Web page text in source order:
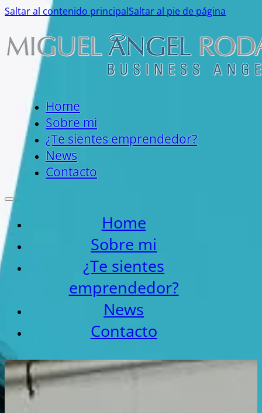
Saltar al contenido principalSaltar al pie de página
Home
Sobre mi
¿Te sientes emprendedor?
News
Contacto
Home
Sobre mi
¿Te sientes
emprendedor?
News
Contacto